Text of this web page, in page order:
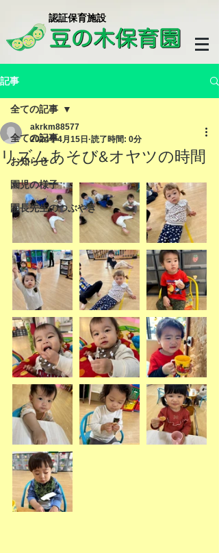
​認証保育施設
記事
全ての記事
お知らせ
園児の様子
園長先生のつぶやき
全ての記事
リズムあそび&オヤツの時間
akrkm88577
2024年4月15日 読了時間: 0分